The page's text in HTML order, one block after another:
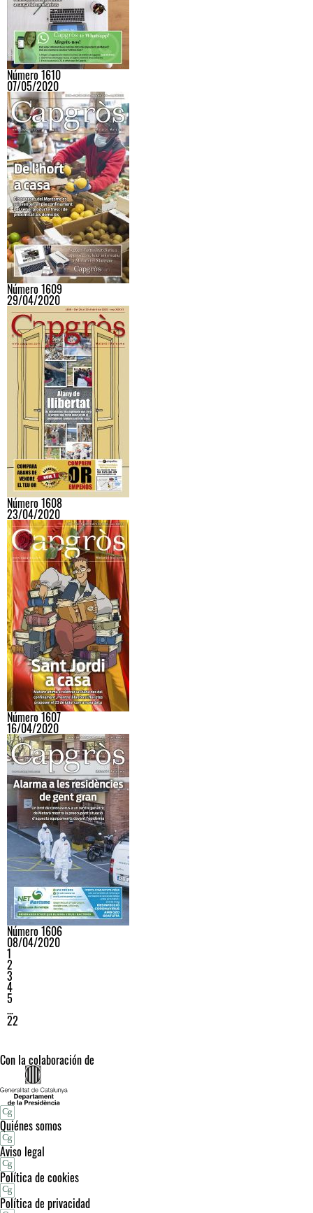
Número 1610
07/05/2020
Número 1609
29/04/2020
Número 1608
23/04/2020
Número 1607
16/04/2020
Número 1606
08/04/2020
1
2
3
4
5
…
22
Con la colaboración de
Quiénes somos
Aviso legal
Política de cookies
Política de privacidad